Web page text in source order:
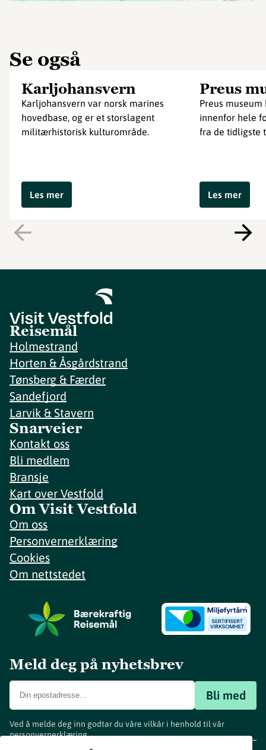
Se også
Karljohansvern
Karljohansvern var norsk marines
hovedbase, og er et storslagent
militærhistorisk kulturområde.
Les mer
Preus
Preus
innenfor hele
fra de tidligste
Les mer
Reisemål
Holmestrand
Horten & Åsgårdstrand
Tønsberg & Færder
Sandefjord
Larvik & Stavern
Snarveier
Kontakt oss
Bli medlem
Bransje
Kart over Vestfold
Om Visit Vestfold
Om oss
Personvernerklæring
Cookies
Om nettstedet
Meld deg på nyhetsbrev
Bli med
Ved å melde deg inn godtar du våre vilkår i henhold til vår
personvernerklæring.